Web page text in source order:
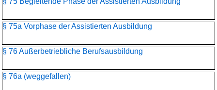
§ 75a Vorphase der Assistierten Ausbildung
§ 76 Außerbetriebliche Berufsausbildung
§ 76a (weggefallen)